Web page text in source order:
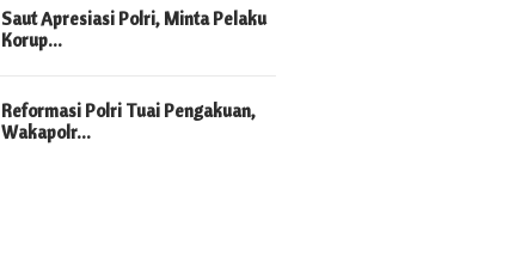
Saut Apresiasi Polri, Minta Pelaku
Korup…
Reformasi Polri Tuai Pengakuan,
Wakapolr…